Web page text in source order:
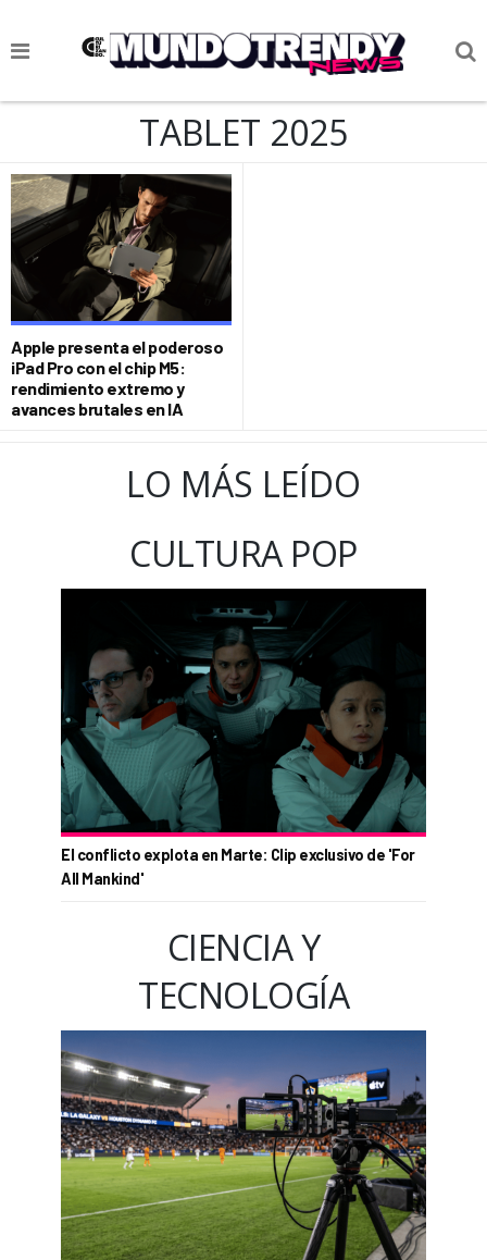
NOTICIAS
CIENCIA Y TECNOLOGÍA
VIDA
SOCIEDAD
CULTURIZANDO.COM
TABLET 2025
Apple presenta el poderoso
iPad Pro con el chip M5:
rendimiento extremo y
avances brutales en IA
LO MÁS LEÍDO
CULTURA POP
El conflicto explota en Marte: Clip exclusivo de 'For
All Mankind'
CIENCIA Y
TECNOLOGÍA